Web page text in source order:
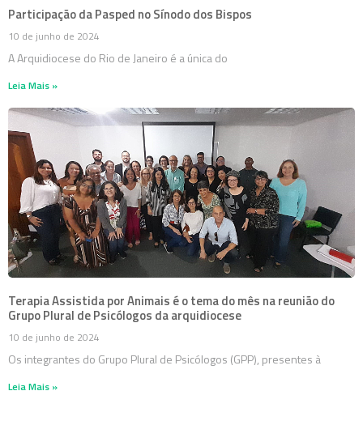
Participação da Pasped no Sínodo dos Bispos
10 de junho de 2024
A Arquidiocese do Rio de Janeiro é a única do
Leia Mais »
Terapia Assistida por Animais é o tema do mês na reunião do
Grupo Plural de Psicólogos da arquidiocese
10 de junho de 2024
Os integrantes do Grupo Plural de Psicólogos (GPP), presentes à
Leia Mais »